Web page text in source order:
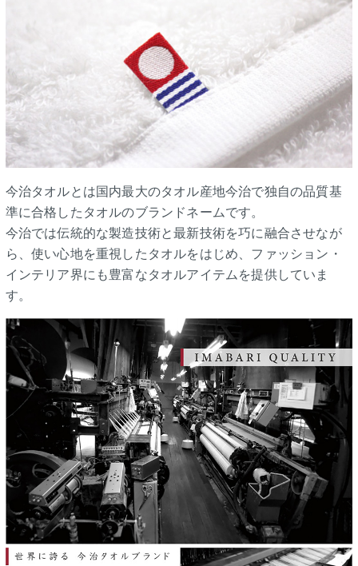
今治タオルとは国内最大のタオル産地今治で独自の品質基
準に合格したタオルのブランドネームです。
今治では伝統的な製造技術と最新技術を巧に融合させなが
ら、使い心地を重視したタオルをはじめ、ファッション・
インテリア界にも豊富なタオルアイテムを提供していま
す。